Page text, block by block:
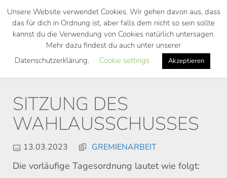
Skip
main
SITZUNG DES
WAHLAUSSCHUSSES
13.03.2023 GREMIENARBEIT
Die vorläufige Tagesordnung lautet wie folgt:
Unsere Website verwendet Cookies. Wir gehen davon aus, dass
das für dich in Ordnung ist, aber falls dem nicht so sein sollte
kannst du die Verwendung von Cookies natürlich untersagen.
Mehr dazu findest du auch unter unserer
Datenschutzerklärung.
Cookie settings Akzeptieren